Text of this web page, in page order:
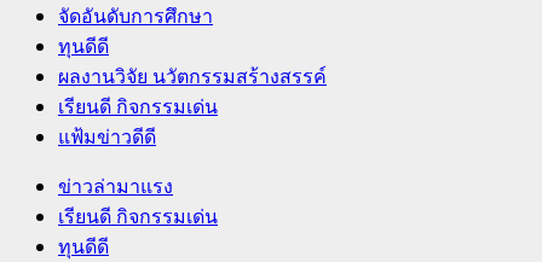
จัดอันดับการศึกษา
ทุนดีดี
ผลงานวิจัย นวัตกรรมสร้างสรรค์
เรียนดี กิจกรรมเด่น
แฟ้มข่าวดีดี
Primary
Menu
ข่าวล่ามาแรง
เรียนดี กิจกรรมเด่น
ทุนดีดี